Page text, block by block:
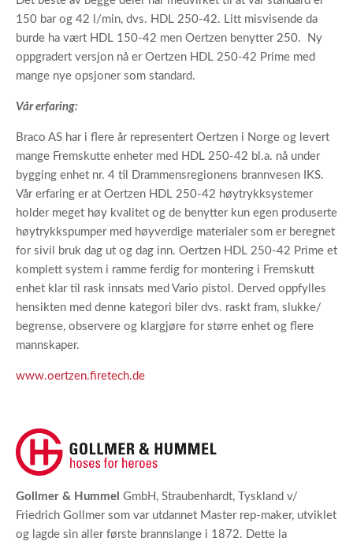
150 bar og 42 l/min, dvs. HDL 250-42. Litt misvisende da
burde ha vært HDL 150-42 men Oertzen benytter 250. Ny
oppgradert versjon nå er Oertzen HDL 250-42 Prime med
mange nye opsjoner som standard.
Vår erfaring:
Braco AS har i flere år representert Oertzen i Norge og levert
mange Fremskutte enheter med HDL 250-42 bl.a. nå under
bygging enhet nr. 4 til Drammensregionens brannvesen IKS.
Vår erfaring er at Oertzen HDL 250-42 høytrykksystemer
holder meget høy kvalitet og de benytter kun egen produserte
høytrykkspumper med høyverdige materialer som er beregnet
for sivil bruk dag ut og dag inn. Oertzen HDL 250-42 Prime et
komplett system i ramme ferdig for montering i Fremskutt
enhet klar til rask innsats med Vario pistol. Derved oppfylles
hensikten med denne kategori biler dvs. raskt fram, slukke/
begrense, observere og klargjøre for større enhet og flere
mannskaper.
www.oertzen.firetech.de
Gollmer & Hummel GmbH, Straubenhardt, Tyskland v/
Friedrich Gollmer som var utdannet Master rep-maker, utviklet
og lagde sin aller første brannslange i 1872. Dette la